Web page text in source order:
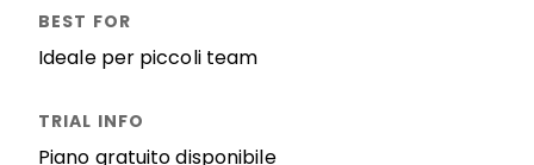
Ideale per piccoli team
Piano gratuito disponibile